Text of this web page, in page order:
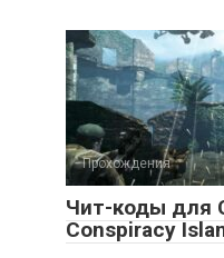
Прохождения
Чит-коды для
Conspiracy